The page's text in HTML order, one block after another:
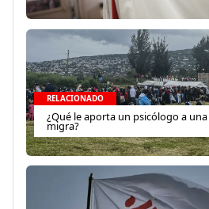
RELACIONADO
¿Qué le aporta un psicólogo a
migra?